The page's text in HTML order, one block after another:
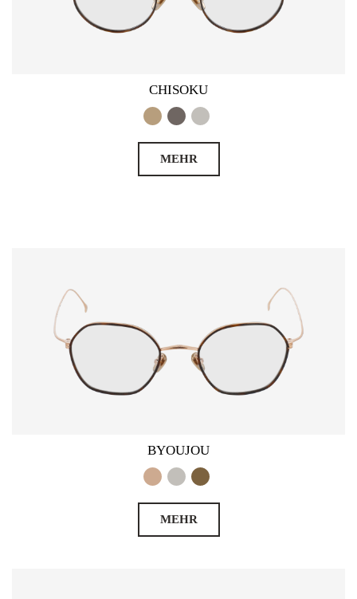
CHISOKU
MEHR
BYOUJOU
MEHR